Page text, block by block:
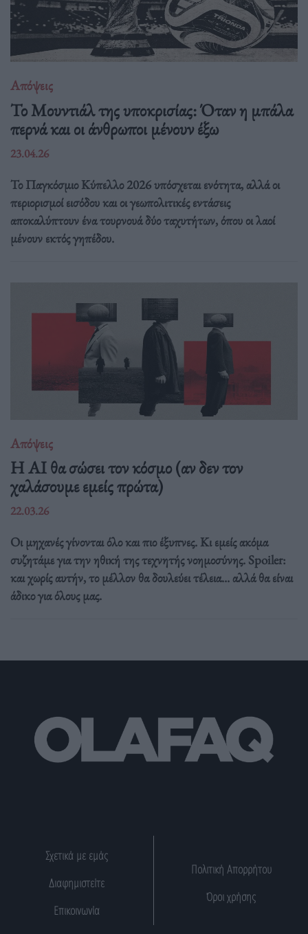
Απόψεις
Το Μουντιάλ της υποκρισίας: Όταν η μπάλα
περνά και οι άνθρωποι μένουν έξω
23.04.26
Το Παγκόσμιο Κύπελλο 2026 υπόσχεται ενότητα, αλλά οι
περιορισμοί εισόδου και οι γεωπολιτικές εντάσεις
αποκαλύπτουν ένα τουρνουά δύο ταχυτήτων, όπου οι λαοί
μένουν εκτός γηπέδου.
Απόψεις
Η AI θα σώσει τον κόσμο (αν δεν τον
χαλάσουμε εμείς πρώτα)
22.03.26
Οι μηχανές γίνονται όλο και πιο έξυπνες. Κι εμείς ακόμα
συζητάμε για την ηθική της τεχνητής νοημοσύνης. Spoiler:
και χωρίς αυτήν, το μέλλον θα δουλεύει τέλεια... αλλά θα είναι
άδικο για όλους μας.
Σχετικά με εμάς
Διαφημιστείτε
Επικοινωνία
Πολιτική Απορρήτου
Όροι χρήσης